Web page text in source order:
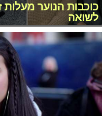
כוכבות הנוער מעלות
לשואה